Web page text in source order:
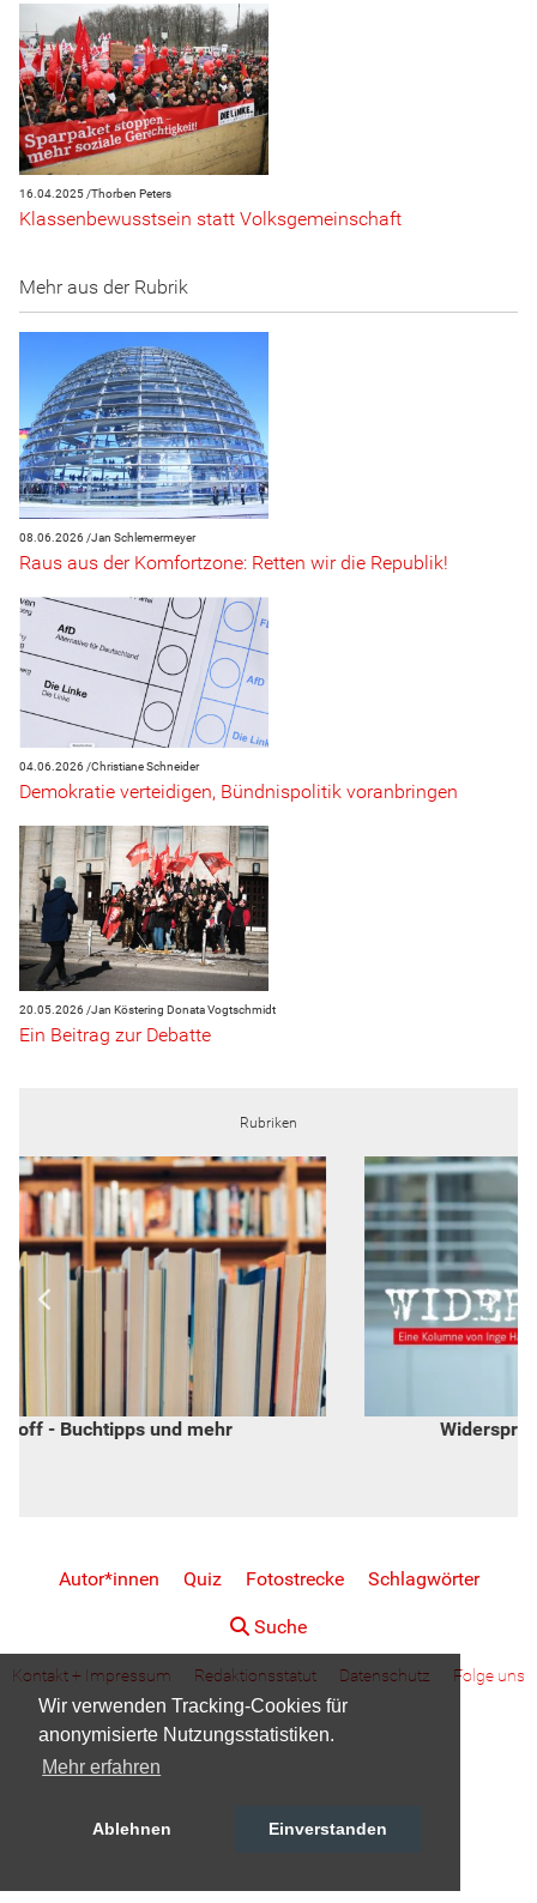
Wir verwenden Tracking-Cookies für
anonymisierte Nutzungsstatistiken.
Mehr erfahren
Ablehnen Einverstanden
16.04.2025 /Thorben Peters
Klassenbewusstsein statt Volksgemeinschaft
Mehr aus der Rubrik
08.06.2026 /Jan Schlemermeyer
Raus aus der Komfortzone: Retten wir die Republik!
04.06.2026 /Christiane Schneider
Demokratie verteidigen, Bündnispolitik voranbringen
20.05.2026 /Jan Köstering Donata Vogtschmidt
Ein Beitrag zur Debatte
Rubriken
Widerspruch - von Inge Hannemann
Autor*innen Quiz Fotostrecke Schlagwörter
Suche
Kontakt + Impressum Redaktionsstatut Datenschutz Folge uns